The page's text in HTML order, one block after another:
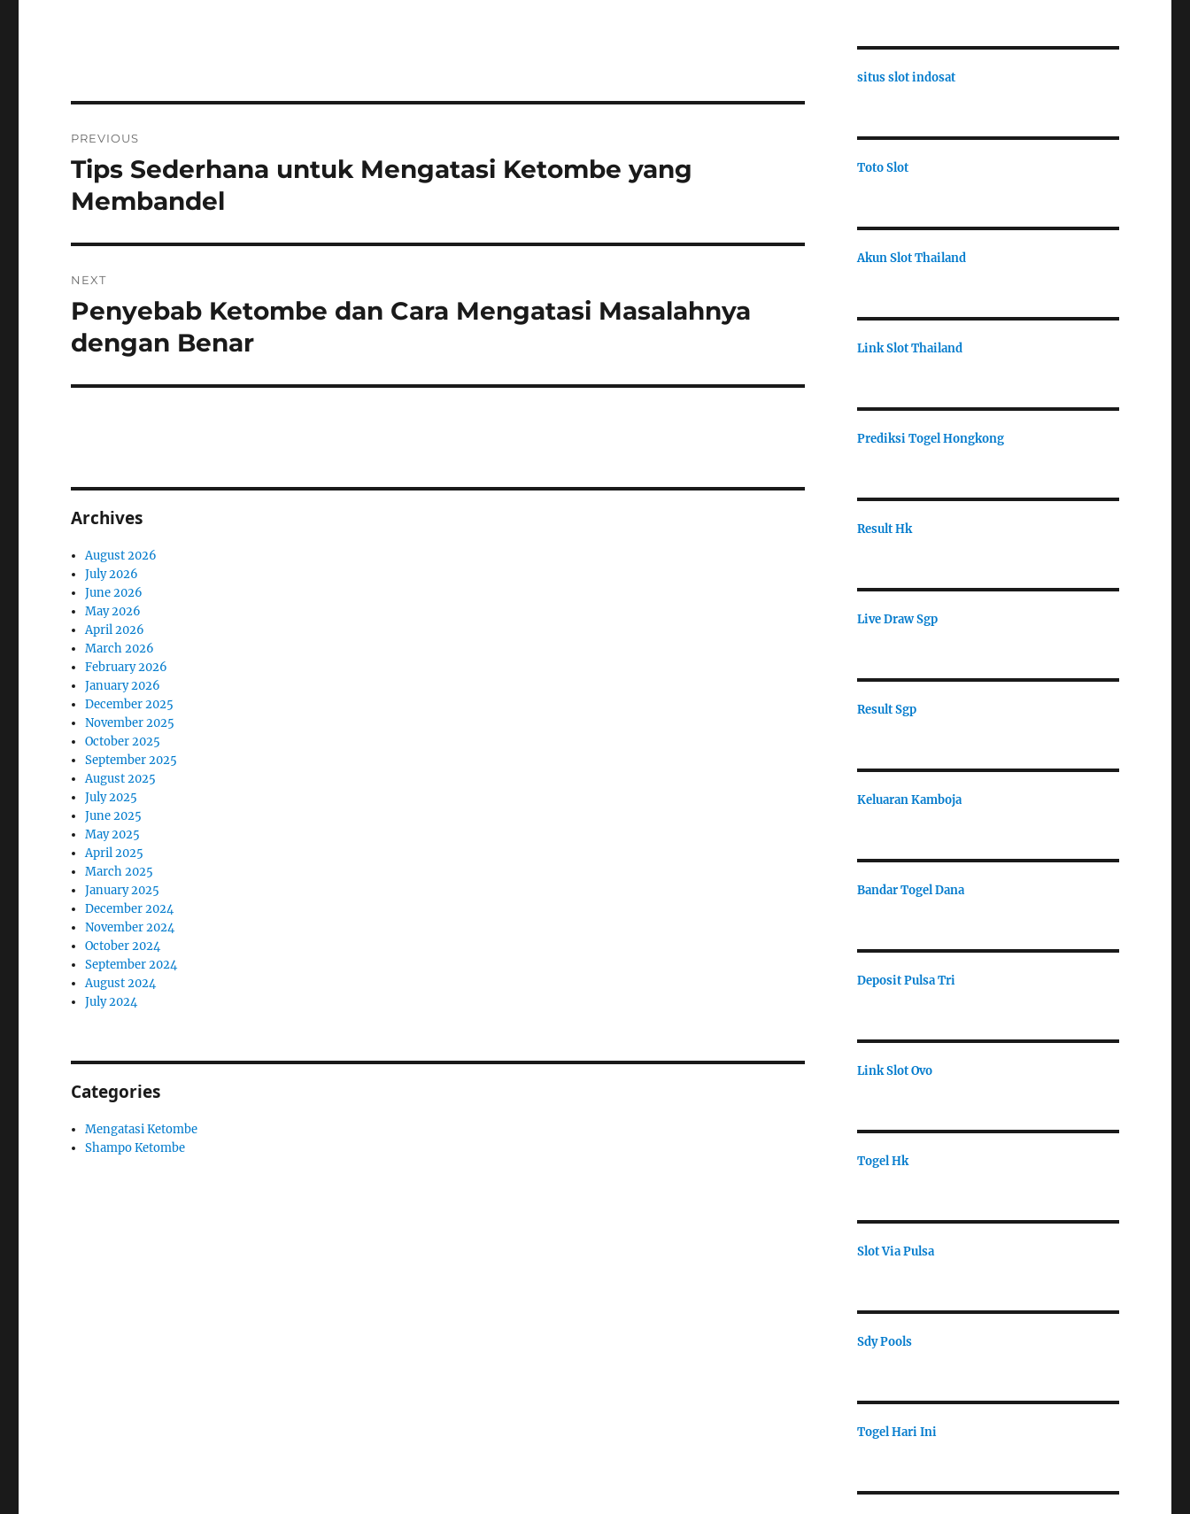
navigation
PREVIOUS
Previous
post:
Tips Sederhana untuk Mengatasi Ketombe yang
Membandel
NEXT
Next
post:
Penyebab Ketombe dan Cara Mengatasi Masalahnya
dengan Benar
Archives
August 2026
July 2026
June 2026
May 2026
April 2026
March 2026
February 2026
January 2026
December 2025
November 2025
October 2025
September 2025
August 2025
July 2025
June 2025
May 2025
April 2025
March 2025
January 2025
December 2024
November 2024
October 2024
September 2024
August 2024
July 2024
Categories
Mengatasi Ketombe
Shampo Ketombe
situs slot indosat
Toto Slot
Akun Slot Thailand
Link Slot Thailand
Prediksi Togel Hongkong
Result Hk
Live Draw Sgp
Result Sgp
Keluaran Kamboja
Bandar Togel Dana
Deposit Pulsa Tri
Link Slot Ovo
Togel Hk
Slot Via Pulsa
Sdy Pools
Togel Hari Ini